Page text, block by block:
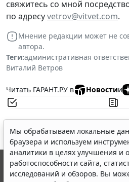
свяжитесь со мной
по адресуvetrov@vitvet.com.
Мнение редакции может не
автора.
Теги:административная
Виталий Ветров
Читать ГАРАНТ.РУ в
Новостии
Мы обрабатываем локальные
браузера и используем
аналитики в целях улучшения и
работоспособности сайта,
исследований и обзоров. Вы
© ООО "НПП "ГАРАНТ-СЕРВИС",